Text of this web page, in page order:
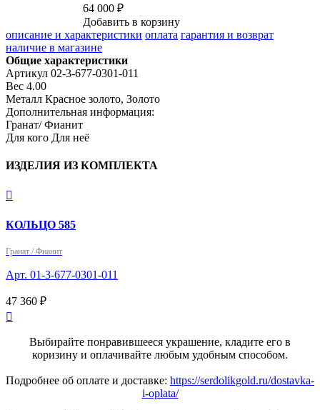
64 000 ₽
Добавить в корзину
описание и характеристики оплата гарантия и возврат
наличие в магазине
Общие характеристики
Артикул 02-3-677-0301-011
Вес 4.00
Металл Красное золото, Золото
Дополнительная информация:
Гранат/ Фианит
Для кого Для неё
ИЗДЕЛИЯ ИЗ КОМПЛЕКТА

КОЛЬЦО 585
Гранат / Фианит
Арт. 01-3-677-0301-011
47 360 ₽

Выбирайте понравившееся украшение, кладите его в
коризину и оплачивайте любым удобным способом.
Подробнее об оплате и доставке: https://serdolikgold.ru/dostavka-
i-oplata/